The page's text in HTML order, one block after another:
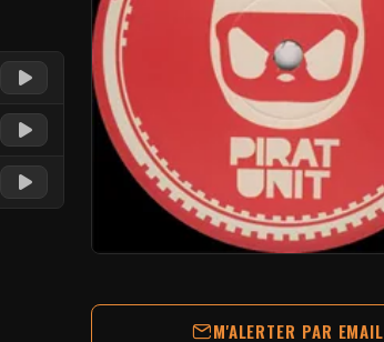
M'ALERTER PAR EMAIL